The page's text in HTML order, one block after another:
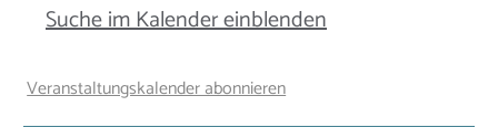
Suche im Kalender einblenden
Veranstaltungskalender abonnieren